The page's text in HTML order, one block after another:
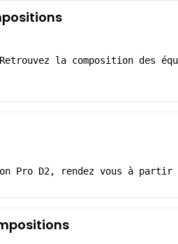
Retrouvez la composition des
Pro D2, rendez vous à partir